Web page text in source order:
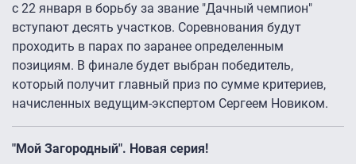
с 22 января в борьбу за звание "Дачный чемпион"
вступают десять участков. Соревнования будут
проходить в парах по заранее определенным
позициям. В финале будет выбран победитель,
который получит главный приз по сумме критериев,
начисленных ведущим-экспертом Сергеем Новиком.
"Мой Загородный". Новая серия!